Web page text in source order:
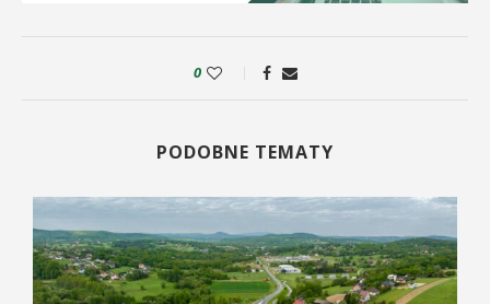
0
PODOBNE TEMATY